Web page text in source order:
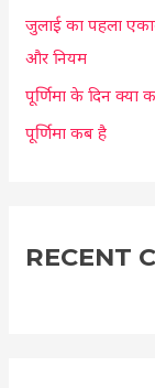
:जुलाई का पहला
और नियम
पूर्णिमा के दिन क्या
पूर्णिमा कब है
RECENT